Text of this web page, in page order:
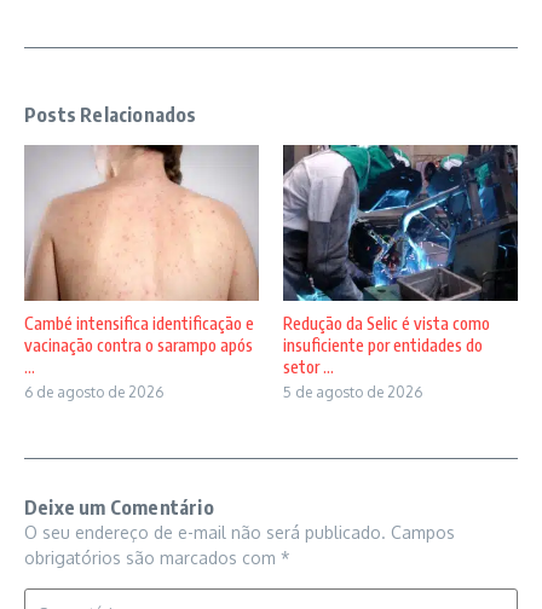
Posts Relacionados
Cambé intensifica identificação e
vacinação contra o sarampo após
...
6 de agosto de 2026
Redução da Selic é vista como
insuficiente por entidades do
setor ...
5 de agosto de 2026
Deixe um Comentário
O seu endereço de e-mail não será publicado. Campos
obrigatórios são marcados com *